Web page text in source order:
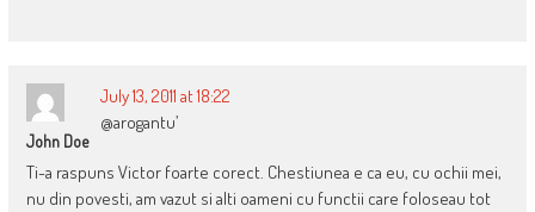
John Doe
July 13, 2011 at 18:22
@arogantu’
Ti-a raspuns Victor foarte corect. Chestiunea e ca eu, cu ochii mei,
nu din povesti, am vazut si alti oameni cu functii care foloseau tot